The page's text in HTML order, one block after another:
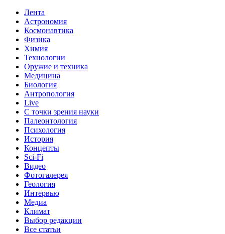
Лента
Астрономия
Космонавтика
Физика
Химия
Технологии
Оружие и техника
Медицина
Биология
Антропология
Live
С точки зрения науки
Палеонтология
Психология
История
Концепты
Sci-Fi
Видео
Фотогалерея
Геология
Интервью
Медиа
Климат
Выбор редакции
Все статьи